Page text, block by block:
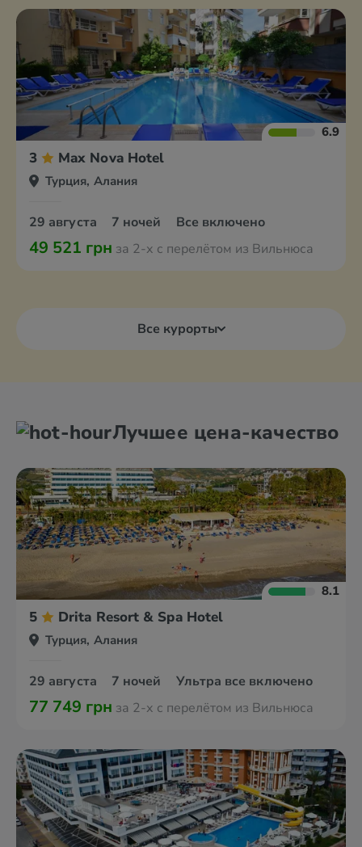
6.9
3 Max Nova Hotel
Турция, Алания
29 августа 7 ночей Все включено
49 521 грн за 2-х с перелётом из Вильнюса
Все курорты
Лучшее цена-качество
8.1
5 Drita Resort & Spa Hotel
Турция, Алания
29 августа 7 ночей Ультра все включено
77 749 грн за 2-х с перелётом из Вильнюса